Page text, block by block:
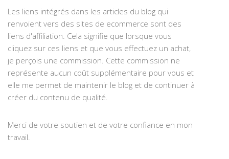
Les liens intégrés dans les articles du blog qui
renvoient vers des sites de ecommerce sont des
liens d'affiliation. Cela signifie que lorsque vous
cliquez sur ces liens et que vous effectuez un achat,
je perçois une commission. Cette commission ne
représente aucun coût supplémentaire pour vous et
elle me permet de maintenir le blog et de continuer à
créer du contenu de qualité.
Merci de votre soutien et de votre confiance en mon
travail.